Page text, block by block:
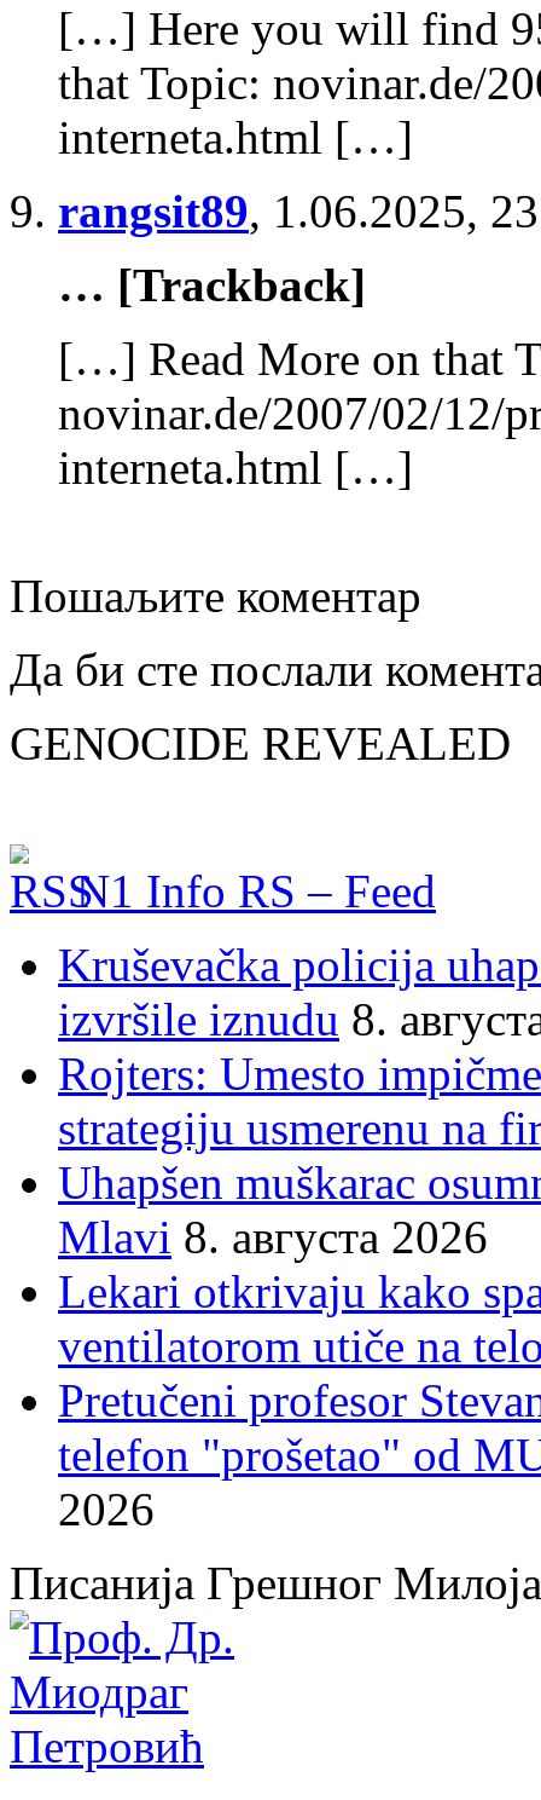
[…] Here you will find
that Topic: novinar.de/
interneta.html […]
rangsit89, 1.06.2025,
… [Trackback]
[…] Read More on that
novinar.de/2007/02/12/
interneta.html […]
Пошаљите коментар
Да би сте послали
GENOCIDE REVEALED
N1 Info RS – Feed
Kruševačka policija
izvršile iznudu 8.
Rojters: Umesto
strategiju usmerenu na
Uhapšen muškarac
Mlavi 8. августа 2026
Lekari otkrivaju kako
ventilatorom utiče na
Pretučeni profesor
telefon "prošetao" od
2026
Писанија Грешног Милоја